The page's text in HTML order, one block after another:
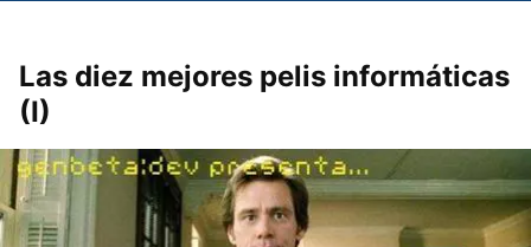
Las diez mejores pelis informáticas
(I)